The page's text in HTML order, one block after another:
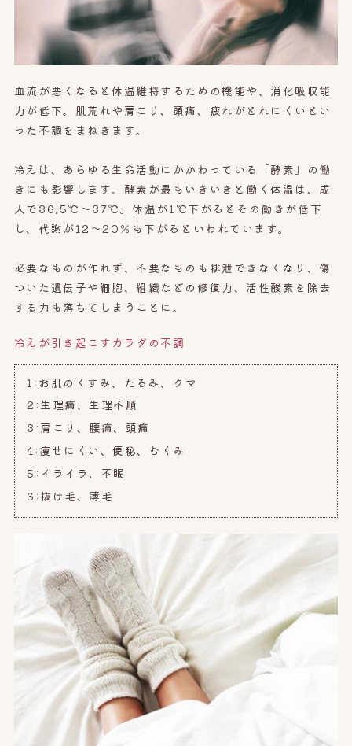
血流が悪くなると体温維持するための機能や、消化吸収能
力が低下。肌荒れや肩こり、頭痛、疲れがとれにくいとい
った不調をまねきます。
冷えは、あらゆる生命活動にかかわっている「酵素」の働
きにも影響します。酵素が最もいきいきと働く体温は、成
人で36.5℃～37℃。体温が1℃下がるとその働きが低下
し、代謝が12～20％も下がるといわれています。
必要なものが作れず、不要なものも排泄できなくなり、傷
ついた遺伝子や細胞、組織などの修復力、活性酸素を除去
する力も落ちてしまうことに。
冷えが引き起こすカラダの不調
1:お肌のくすみ、たるみ、クマ
2:生理痛、生理不順
3:肩こり、腰痛、頭痛
4:痩せにくい、便秘、むくみ
5:イライラ、不眠
6:抜け毛、薄毛